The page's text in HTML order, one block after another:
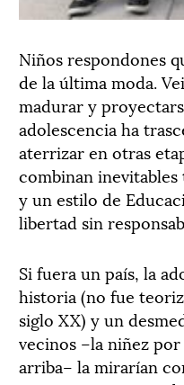
Niños respondones
de la última moda.
madurar y
adolescencia ha
aterrizar en otras
combinan
y un estilo de
libertad sin
Si fuera un país, la
historia (no fue
siglo XX) y un
vecinos –la niñez
arriba– la mirarían